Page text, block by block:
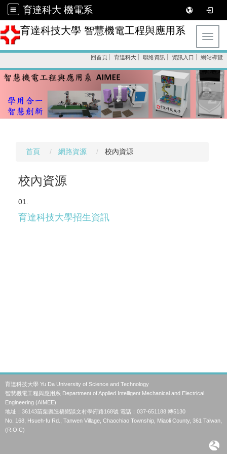
育達科大 機電系
育達科技大學 智慧機電工程與應用系
回首頁 育達科大 聯絡資訊 資訊入口 網站導覽
首頁 網路資源 校內資源
校內資源
育達科技大學招生資訊
育達科技大學 Yu Da University of Science and Technology
智慧機電工程與應用系 Department of Applied Intelligent Mechanical and Electrical
Engineering (AIMEE)
地址：36143苗栗縣造橋鄉談文村學府路168號 電話：037-651188 轉5130
No. 168, Hsueh-fu Rd., Tanwen Village, Chaochiao Township, Miaoli County, 361 Taiwan,
(R.O.C)